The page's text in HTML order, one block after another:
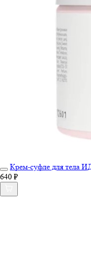
Крем-суфле для тела
640 ₽